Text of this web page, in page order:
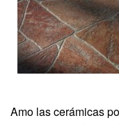
Amo las cerámicas